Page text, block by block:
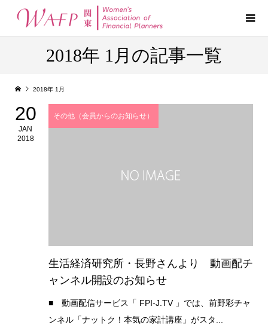
2018年 1月の記事一覧
2018年 1月
20
JAN
2018
その他（会員からのお知らせ）
生活経済研究所・長野さんより 動画配チ
ャンネル開設のお知らせ
■ 動画配信サービス「 FPI-J.TV 」では、前野彩チャ
ンネル「ナットク！本気の家計講座」がスタ...